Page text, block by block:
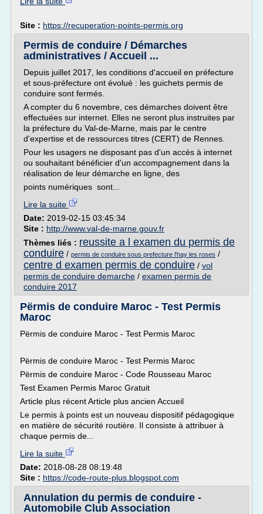
Site : https://recuperation-points-permis.org
Permis de conduire / Démarches
administratives / Accueil ...
Depuis juillet 2017, les conditions d'accueil en préfecture
et sous-préfecture ont évolué : les guichets permis de
conduire sont fermés.
A compter du 6 novembre, ces démarches doivent être
effectuées sur internet. Elles ne seront plus instruites par
la préfecture du Val-de-Marne, mais par le centre
d'expertise et de ressources titres (CERT) de Rennes.
Pour les usagers ne disposant pas d'un accès à internet
ou souhaitant bénéficier d'un accompagnement dans la
réalisation de leur démarche en ligne, des
points numériques sont...
Lire la suite
Date: 2019-02-15 03:45:34
Site : http://www.val-de-marne.gouv.fr
Thèmes liés : reussite a l examen du permis de
conduire / permis de conduire sous prefecture l'hay les roses /
centre d examen permis de conduire / vol
permis de conduire demarche / examen permis de
conduire 2017
Përmis de conduire Maroc - Test Permis
Maroc
Përmis de conduire Maroc - Test Permis Maroc
Përmis de conduire Maroc - Test Permis Maroc
Përmis de conduire Maroc - Code Rousseau Maroc
Test Examen Permis Maroc Gratuit
Article plus récent Article plus ancien Accueil
Le permis à points est un nouveau dispositif pédagogique
en matière de sécurité routière. Il consiste à attribuer à
chaque permis de...
Lire la suite
Date: 2018-08-28 08:19:48
Site : https://code-route-plus.blogspot.com
Annulation du permis de conduire -
Automobile Club Association